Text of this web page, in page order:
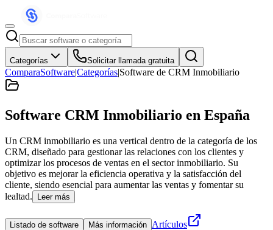
Categorías Solicitar llamada gratuita
ComparaSoftware|Categorías|Software de CRM Inmobiliario
Software CRM Inmobiliario en España
Un CRM inmobiliario es una vertical dentro de la categoría de los
CRM, diseñado para gestionar las relaciones con los clientes y
optimizar los procesos de ventas en el sector inmobiliario. Su
objetivo es mejorar la eficiencia operativa y la satisfacción del
cliente, siendo esencial para aumentar las ventas y fomentar su
lealtad.
Leer más
Listado de software Más información Artículos